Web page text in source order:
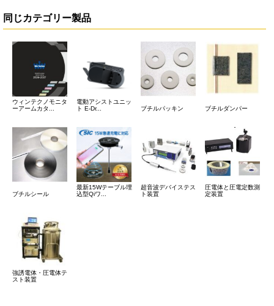
同じカテゴリー製品
ウィンテクノモニタ
ーアームカタ...
電動アシストユニッ
ト E-Dr...
ブチルパッキン ブチルダンパー
ブチルシール
最新15Wテーブル埋
込型Qiワ...
超音波デバイステス
ト装置
圧電体と圧電定数測
定装置
強誘電体・圧電体テ
スト装置